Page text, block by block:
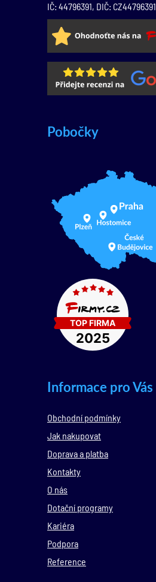
IČ: 44796391, DIČ: CZ44796391
Pobočky
Informace pro Vás
Obchodní podmínky
Jak nakupovat
Doprava a platba
Kontakty
O nás
Dotační programy
Kariéra
Podpora
Reference